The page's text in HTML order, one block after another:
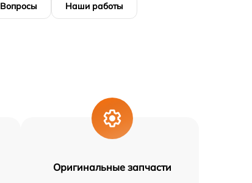
Вопросы Наши работы
Оригинальные запчасти